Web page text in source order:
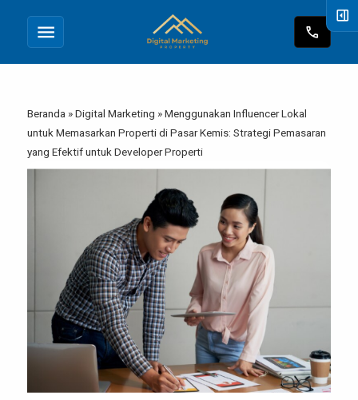
menu call
Beranda »Digital Marketing »Menggunakan Influencer Lokal
untuk Memasarkan Properti di Pasar Kemis: Strategi Pemasaran
yang Efektif untuk Developer Properti
right_panel_open